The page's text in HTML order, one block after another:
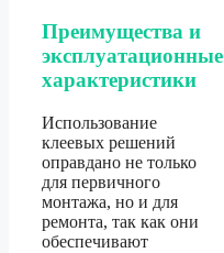
Преимущества и
эксплуатационные
характеристики
Использование
клеевых решений
оправдано не только
для первичного
монтажа, но и для
ремонта, так как они
обеспечивают